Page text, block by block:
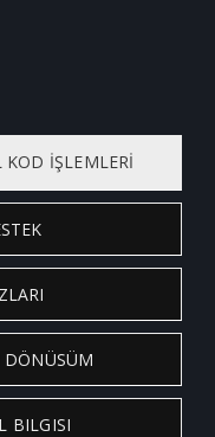
İŞLEMLERİ
DÖNÜSÜM
BILGISI